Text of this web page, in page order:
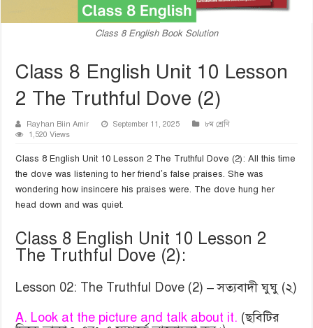
Class 8 English Book Solution
Class 8 English Unit 10 Lesson
2 The Truthful Dove (2)
Rayhan Biin Amir September 11, 2025
৮ম শ্রেণি
1,520 Views
Class 8 English Unit 10 Lesson 2 The Truthful Dove (2): All this time
the dove was listening to her friend’s false praises. She was
wondering how insincere his praises were. The dove hung her
head down and was quiet.
Class 8 English Unit 10 Lesson 2
The Truthful Dove (2):
Lesson 02: The Truthful Dove (2) – সত্যবাদী ঘুঘু (২)
A. Look at the picture and talk about it. (ছবিটির